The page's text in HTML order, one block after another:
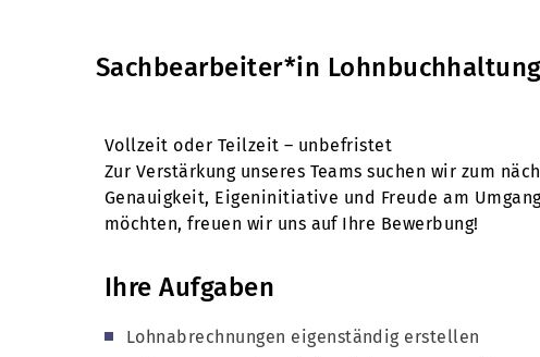
Sachbearbeiter*in
Vollzeit oder Teilzeit – unbefristet
Zur Verstärkung unseres Teams suchen wir zum
Genauigkeit, Eigeninitiative und Freude am
möchten, freuen wir uns auf Ihre Bewerbung!
Ihre Aufgaben
Lohnabrechnungen eigenständig erstellen